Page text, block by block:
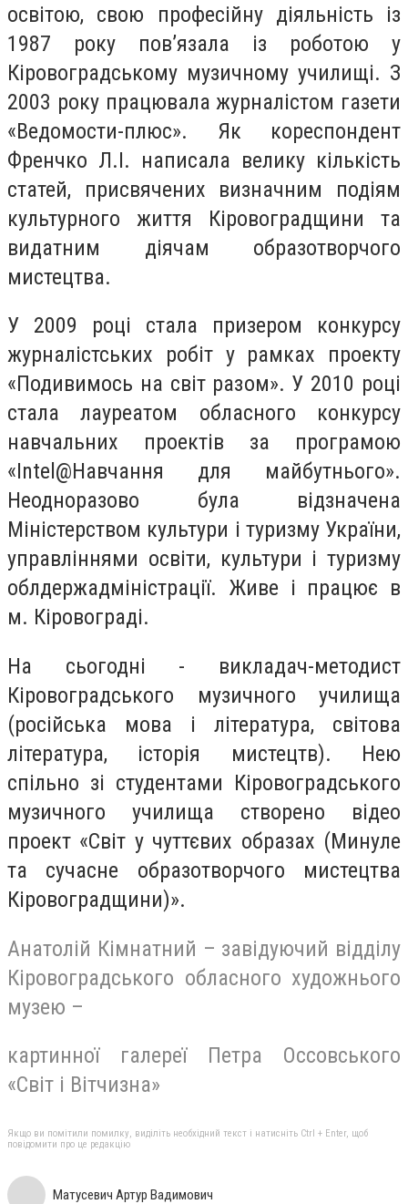
освітою, свою професійну діяльність із
1987 року пов’язала із роботою у
Кіровоградському музичному училищі. З
2003 року працювала журналістом газети
«Ведомости-плюс». Як кореспондент
Френчко Л.І. написала велику кількість
статей, присвячених визначним подіям
культурного життя Кіровоградщини та
видатним діячам образотворчого
мистецтва.
У 2009 році стала призером конкурсу
журналістських робіт у рамках проекту
«Подивимось на світ разом». У 2010 році
стала лауреатом обласного конкурсу
навчальних проектів за програмою
«Intel@Навчання для майбутнього».
Неодноразово була відзначена
Міністерством культури і туризму України,
управліннями освіти, культури і туризму
облдержадміністрації. Живе і працює в
м. Кіровограді.
На сьогодні - викладач-методист
Кіровоградського музичного училища
(російська мова і література, світова
література, історія мистецтв). Нею
спільно зі студентами Кіровоградського
музичного училища створено відео
проект «Світ у чуттєвих образах (Минуле
та сучасне образотворчого мистецтва
Кіровоградщини)».
Анатолій Кімнатний – завідуючий відділу
Кіровоградського обласного художнього
музею –
картинної галереї Петра Оссовського
«Світ і Вітчизна»
Якщо ви помітили помилку, виділіть необхідний текст і натисніть Ctrl + Enter, щоб
повідомити про це редакцію
Матусевич Артур Вадимович